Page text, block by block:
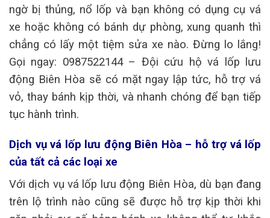
ngờ bị thủng, nổ lốp và bạn không có dụng cụ vá
xe hoặc không có bánh dự phòng, xung quanh thì
chẳng có lấy một tiệm sửa xe nào. Đừng lo lắng!
Gọi ngay: 0987522144 – Đội cứu hộ vá lốp lưu
động Biên Hòa sẽ có mặt ngay lập tức, hỗ trợ vá
vỏ, thay bánh kịp thời, và nhanh chóng để bạn tiếp
tục hành trình.
Dịch vụ vá lốp lưu động Biên Hòa – hỗ trợ vá lốp
của tất cả các loại xe
Với dịch vụ vá lốp lưu động Biên Hòa, dù bạn đang
trên lộ trình nào cũng sẽ được hỗ trợ kịp thời khi